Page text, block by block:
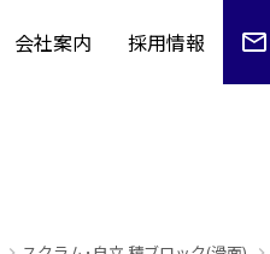
会社案内 採用情報